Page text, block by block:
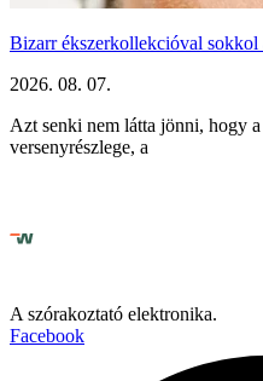
Bizarr ékszerkollekcióval sokkol
2026. 08. 07.
Azt senki nem látta jönni, hogy
versenyrészlege, a
A szórakoztató elektronika.
Facebook